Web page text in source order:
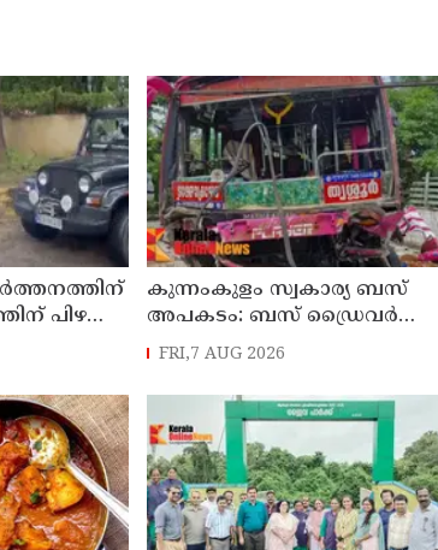
പിഴ
കുന്നംകുളം സ്വകാര്യ ബസ്
അപകടം: ബസ് ഡ്രൈവർ
പൊലീസ് സ്റ്റേഷനിൽ കീഴടങ്ങി
FRI,7 AUG 2026